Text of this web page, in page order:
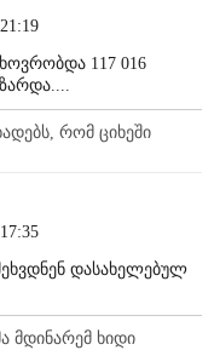
117 016
რომ ციხეში
დასახელებულ
მდინარემ ხიდი